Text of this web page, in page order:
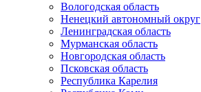
Вологодская область
Ненецкий автономный округ
Ленинградская область
Мурманская область
Новгородская область
Псковская область
Республика Карелия